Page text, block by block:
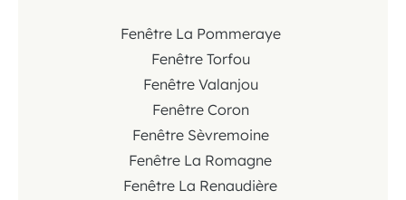
Fenêtre La Pommeraye
Fenêtre Torfou
Fenêtre Valanjou
Fenêtre Coron
Fenêtre Sèvremoine
Fenêtre La Romagne
Fenêtre La Renaudière